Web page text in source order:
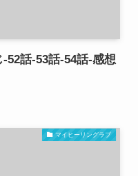
52話-53話-54話-感想
マイヒーリングラブ